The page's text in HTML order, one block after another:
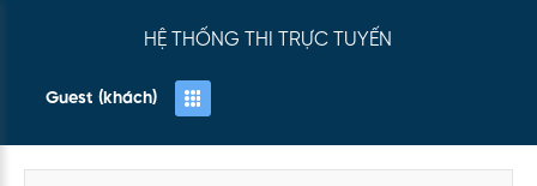
HỆ THỐNG THI TRỰC TUYẾN
Guest (khách)